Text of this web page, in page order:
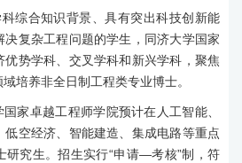
综合知识背景、具有突出科技创新能
决复杂工程问题的学生，同济大学国家
势学科、 交叉学科和新兴学科，聚焦
培养非全日制工程类专业博士。
家卓越工程师学院预计在人工智能、
空经济、智能建造、集成电路等重点
研究生。招生实行“申请—考核”制，符